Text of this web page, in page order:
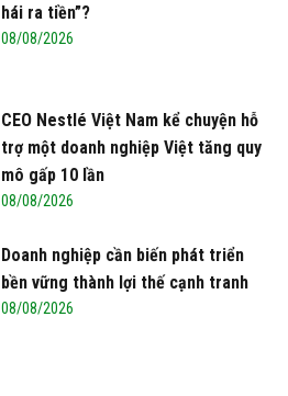
hái ra tiền”?
08/08/2026
CEO Nestlé Việt Nam kể chuyện hỗ
trợ một doanh nghiệp Việt tăng quy
mô gấp 10 lần
08/08/2026
Doanh nghiệp cần biến phát triển
bền vững thành lợi thế cạnh tranh
08/08/2026